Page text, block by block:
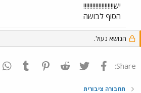
יש!!!!!!!!!!!!!!!!!!!!
הסוף לבושה
הנושא נעול.
Share: פייסבוק Twitter
Reddit
Pinterest
Tumblr
תחבורה ציבורית